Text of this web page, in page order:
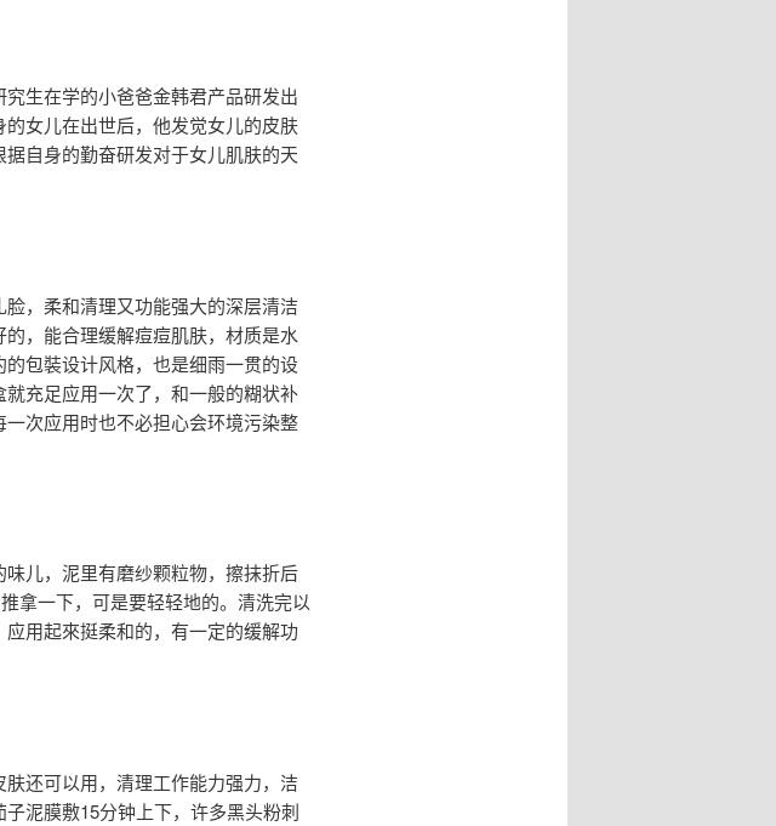
生在学的小爸爸金韩君产品研发出
女儿在出世后，他发觉女儿的皮肤
自身的勤奋研发对于女儿肌肤的天
，柔和清理又功能强大的深层清洁
，能合理缓解痘痘肌肤，材质是水
包裝设计风格，也是细雨一贯的设
充足应用一次了，和一般的糊状补
次应用时也不必担心会环境污染整
儿，泥里有磨纱颗粒物，擦抹折后
拿一下，可是要轻轻地的。清洗完以
用起來挺柔和的，有一定的缓解功
还可以用，清理工作能力强力，洁
泥膜敷15分钟上下，许多黑头粉刺